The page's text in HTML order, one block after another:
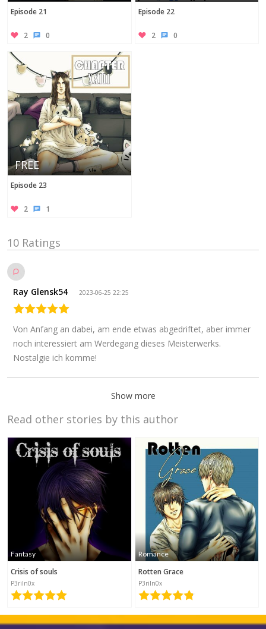
Episode 21
2 0
Episode 22
2 0
FREE
Episode 23
2 1
10 Ratings
Ray Glensk54 2023-06-25 22:25
Von Anfang an dabei, am ende etwas abgedriftet, aber immer
noch interessiert am Werdegang dieses Meisterwerks.
Nostalgie ich komme!
Raven-
2022-07-01
13:28
SteffiMaul248
2021-01-15 20:10
Show more
Read other stories by this author
Fantasy
Crisis of souls
P3riln0x
Romance
Rotten Grace
P3riln0x